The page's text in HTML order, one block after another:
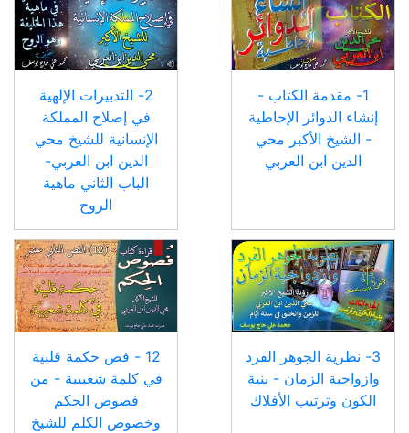
1- مقدمة الكتاب -
إنشاء الدوائر الإحاطية
- الشيخ الأكبر محي
الدين ابن العربي
2- التدبيرات الإلهية
في إصلاح المملكة
الإنسانية للشيخ محي
الدين ابن العربي-
الباب الثاني ماهية
الروح
3- نظرية الجوهر الفرد
وازواجية الزمان - بنية
الكون وترتيب الأفلاك
12 - فص حكمة قلبية
في كلمة شعيبية - من
فصوص الحكم
وخصوص الكلم للشيخ